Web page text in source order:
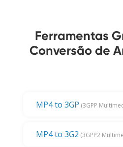
Ferramentas
Conversão de
MP4 to 3GP (3GPP
MP4 to 3G2 (3GPP2